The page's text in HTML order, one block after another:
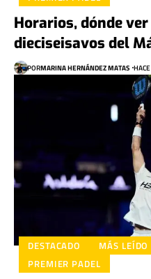
Horarios, dónde
dieciseisavos del
PORMARINA HERNÁNDEZ MATAS
DESTACADO MÁS LEÍDO
PREMIER PADEL